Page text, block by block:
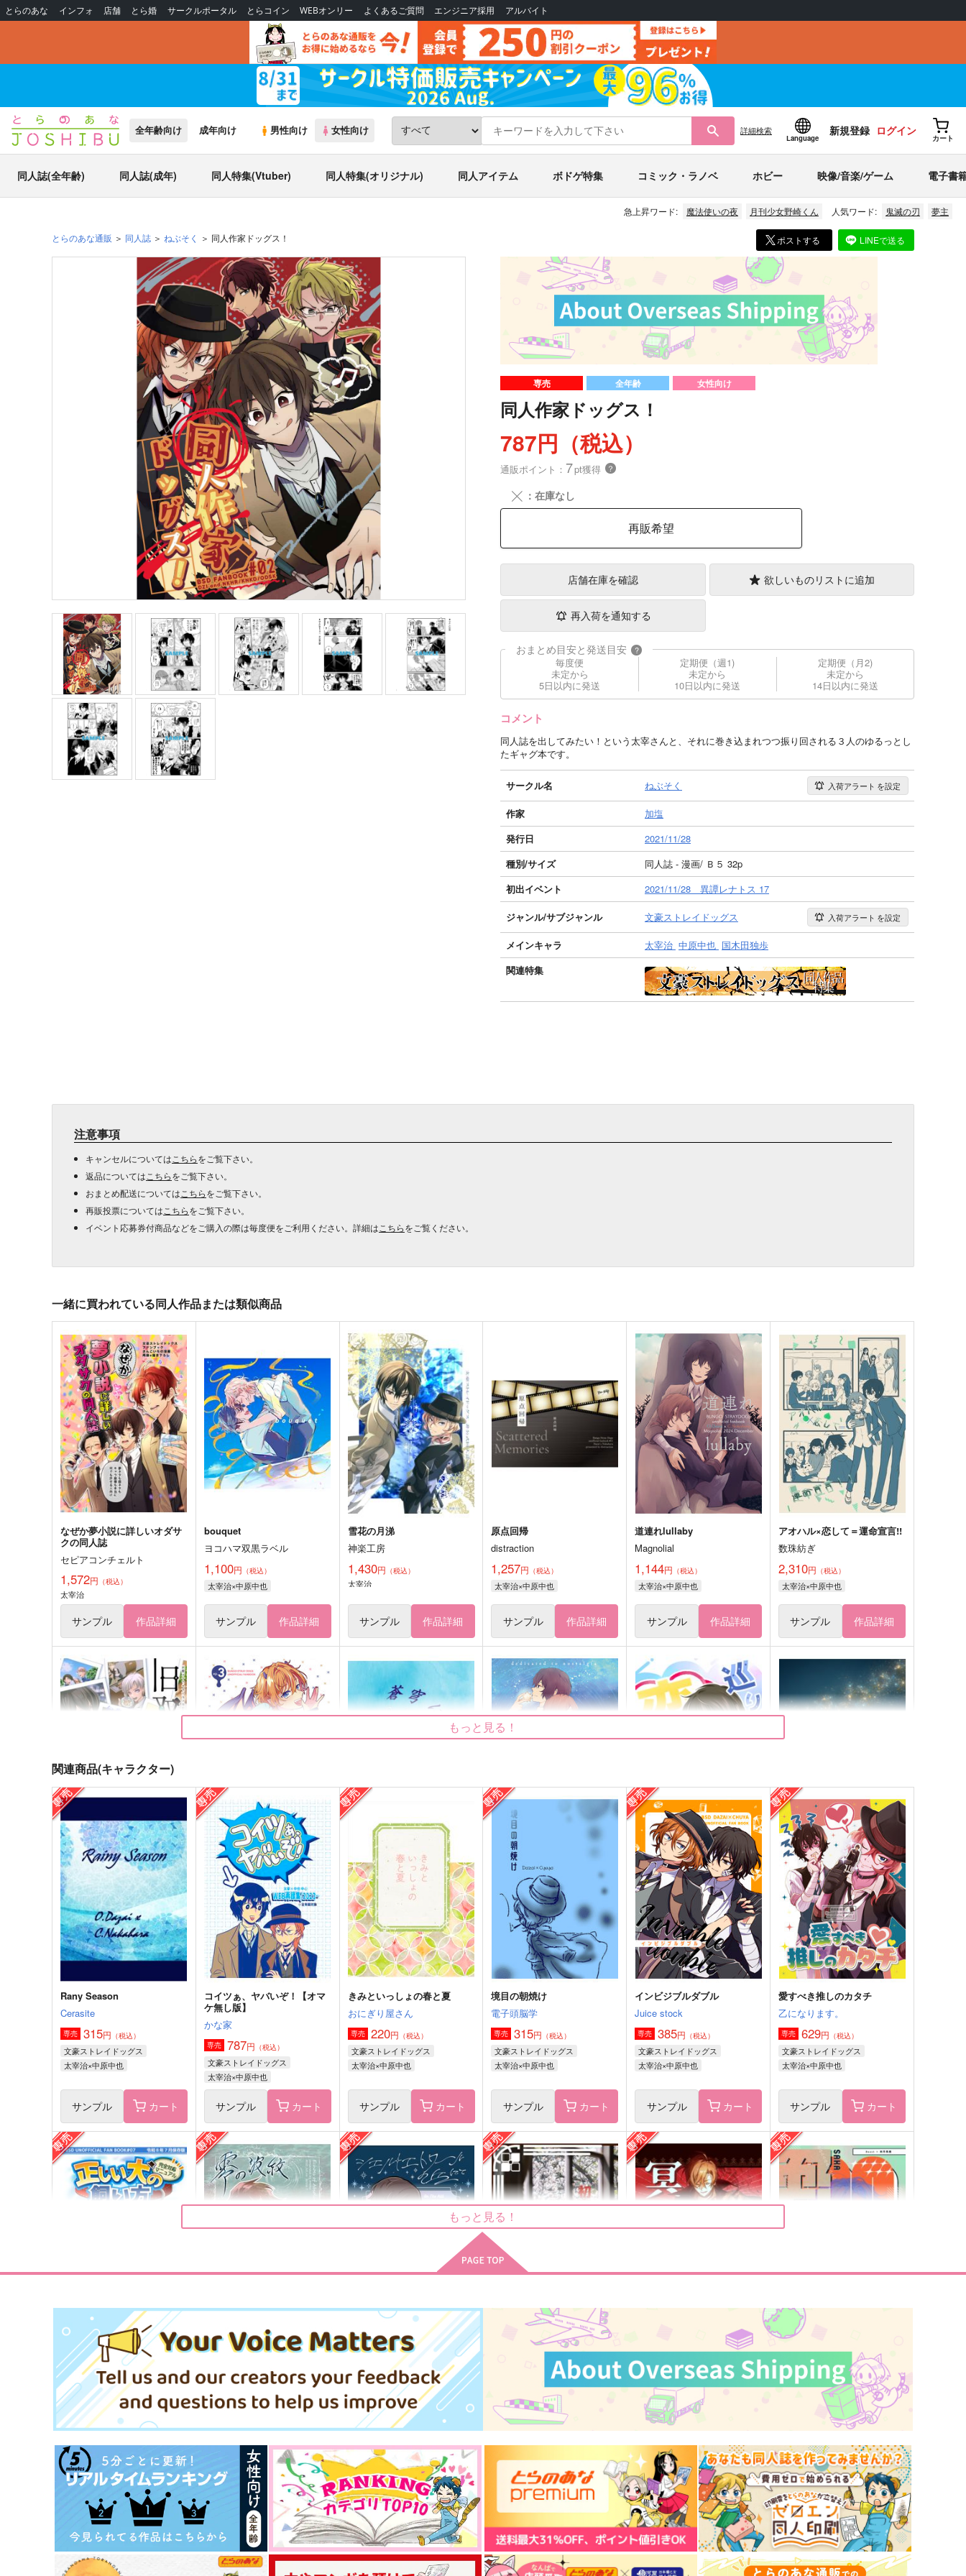
とらのあな インフォ 店舗 とら婚 サークルポータル とらコイン WEBオンリー よくあるご質問 エンジニア採用 アルバイト
全年齢向け 成年向け 男性向け 女性向け 詳細検索
Language
新規登録 ログイン
カート
同人誌(全年齢) 同人誌(成年) 同人特集(Vtuber) 同人特集(オリジナル) 同人アイテム ボドゲ特集 コミック・ラノベ ホビー 映像/音楽/ゲーム 電子書
急上昇ワード: 魔法使いの夜 月刊少女野崎くん 人気ワード: 鬼滅の刃 夢主
とらのあな通販 同人誌 ねぶそく 同人作家ドッグス！ ポストする LINEで送る
専売 全年齢 女性向け
同人作家ドッグス！
787円（税込）
通販ポイント： 7pt獲得 ？
╳ ：在庫なし
再販希望
店舗在庫を確認 欲しいものリストに追加
再入荷を通知する
おまとめ目安と発送目安 ?
毎度便
未定から
5日以内に発送
定期便（週1)
未定から
10日以内に発送
定期便（月2)
未定から
14日以内に発送
コメント
同人誌を出してみたい！という太宰さんと、それに巻き込まれつつ振り回される３人のゆるっとし
たギャグ本です。
サークル名 ねぶそく 入荷アラート を設定
作家
加塩
発行日
2021/11/28
種別/サイズ
同人誌 - 漫画/ Ｂ５ 32p
初出イベント
2021/11/28 異譚レナトス 17
ジャンル/サブジャンル 文豪ストレイドッグス 入荷アラート を設定
メインキャラ 太宰治 中原中也 国木田独歩
関連特集
注意事項
キャンセルについては こちらをご覧下さい。
返品については こちらをご覧下さい。
おまとめ配送については こちらをご覧下さい。
再販投票については こちらをご覧下さい。
イベント応募券付商品などをご購入の際は毎度便をご利用ください。詳細は こちらをご覧ください。
一緒に買われている同人作品または類似商品
なぜか夢小説に詳しいオダサ
クの同人誌
セピアコンチェルト
1,572円 （税込）
太宰治
サンプル 作品詳細
bouquet
ヨコハマ双黒ラベル
1,100円 （税込）
太宰治×中原中也
サンプル 作品詳細
雪花の月涕
神楽工房
1,430円 （税込）
太宰治
サンプル 作品詳細
原点回帰
distraction
1,257円 （税込）
太宰治×中原中也
サンプル 作品詳細
道連れlullaby
Magnolial
1,144円 （税込）
太宰治×中原中也
サンプル 作品詳細
アオハル×恋して＝運命宣言!!
数珠紡ぎ
2,310円 （税込）
太宰治×中原中也
サンプル 作品詳細
旧双黒の日常
神楽工房
2,970 円（税込）
太宰治×中原中也
サンプル 作品詳細
手前の××を俺にくれ！ep.3
おはじきっズ！
980 円（税込）
太宰治×中原中也
サンプル 作品詳細
蒼穹に溶ける
Cerasite
627円（税込）
太宰治×中原中也
サンプル 作品詳細
ノスタルジアに捧ぐ
Magnolial
1,001円（税込）
太宰治×中原中也
サンプル 作品詳細
巡り巡って恋ゴコロ
神楽工房
770円 （税込）
太宰治×中原中也
サンプル 作品詳細
最後の灯りが消えるまで
lastmoontea
472円（税込）
太宰治
サンプル 作品詳細
くものうえとくものした
師弟酒場
初桜
Cerasite
627
太宰治×中原中也
また明日、いつものバーで
つめこめ！
550
太宰治
作品詳細
喜劇
飴色本舗
1,257
太宰治
サンプル
おきつねさまといっしょ！
ＪＰＳ
493
中原中也×太宰治
真綿の実験室
distraction
1,729
太宰治×中原中也
べっこうに夜華
木枯らしキャンプ
1,650 円（税込）
青十五才！
でたらめ屋
1,070 （税込）
太宰治
もっと見る！
関連商品(キャラクター)
Rany Season
Cerasite
専売 315円 （税込）
文豪ストレイドッグス
太宰治×中原中也
サンプル カート
コイツぁ、ヤバいぞ！【オマ
ケ無し版】
かな家
専売 787円 （税込）
文豪ストレイドッグス
太宰治×中原中也
サンプル カート
きみといっしょの春と夏
おにぎり屋さん
専売 220円 （税込）
文豪ストレイドッグス
太宰治×中原中也
サンプル カート
境目の朝焼け
電子頭脳学
専売 315円 （税込）
文豪ストレイドッグス
太宰治×中原中也
サンプル カート
インビジブルダブル
Juice stock
専売 385円 （税込）
文豪ストレイドッグス
太宰治×中原中也
サンプル カート
愛すべき推しのカタチ
乙になります。
専売 629円 （税込）
文豪ストレイドッグス
太宰治×中原中也
サンプル カート
正しい犬の飼い方
神楽工房
専売 550 円（税込）
文豪ストレイドッグス
太宰治×中原中也
零の波紋
十音計画
専売 1,100円（税込）
文豪ストレイドッグス
太宰治×中原中也
シエル・エトワールの丘にて
あんぱん舎
専売 2,829円（税込）
文豪ストレイドッグス
太宰治×中原中也
初恋は二度おとずれる
（税込）
文豪ストレイドッグス
太宰治×中原中也
泥濘駅
専売 944円（税込）
文豪ストレイドッグス
太宰治×中原中也
逆夢
胃薬常備
専売 787円（税込）
文豪ストレイドッグス
太宰治×中原中也
もっと見る！